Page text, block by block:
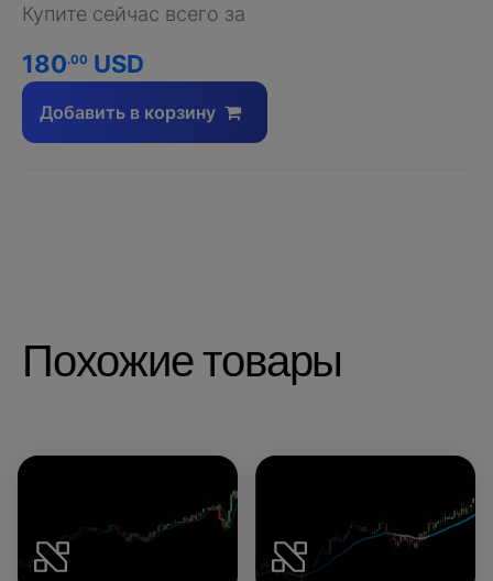
Купите сейчас всего за
180.00 USD
Добавить в корзину
Похожие товары